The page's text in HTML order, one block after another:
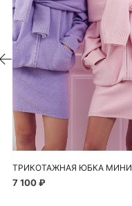
ТРИКОТАЖНАЯ ЮБКА МИНИ
7 100 ₽